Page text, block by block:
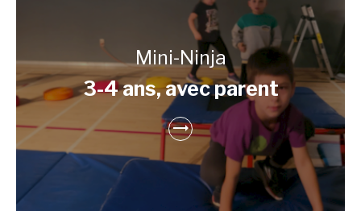
Mini-Ninja
3-4 ans, avec parent